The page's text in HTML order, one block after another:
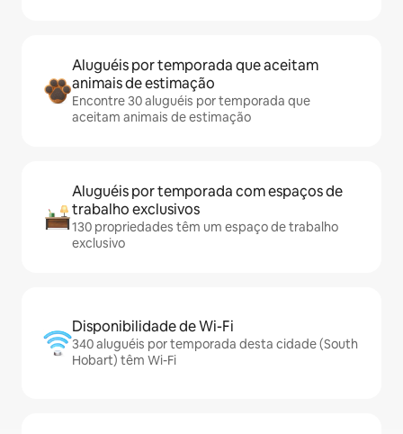
Aluguéis por temporada que aceitam
animais de estimação
Encontre 30 aluguéis por temporada que
aceitam animais de estimação
Aluguéis por temporada com espaços de
trabalho exclusivos
130 propriedades têm um espaço de trabalho
exclusivo
Disponibilidade de Wi-Fi
340 aluguéis por temporada desta cidade (South
Hobart) têm Wi-Fi